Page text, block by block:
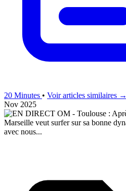
20 Minutes • Voir articles similaires →
Nov 2025